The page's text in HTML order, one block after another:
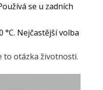
se u zadních
Nejčastější volba
to otázka životnosti.